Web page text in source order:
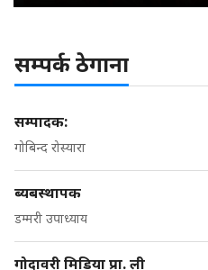
सम्पर्क ठेगाना
सम्पादक:
गोबिन्द रोस्यारा
ब्यबस्थापक
डम्मरी उपाध्याय
गोदावरी मिडिया प्रा. ली